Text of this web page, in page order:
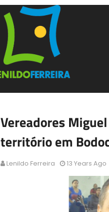
Vereadores
território em
Lenildo Ferreira 13 Years Ago